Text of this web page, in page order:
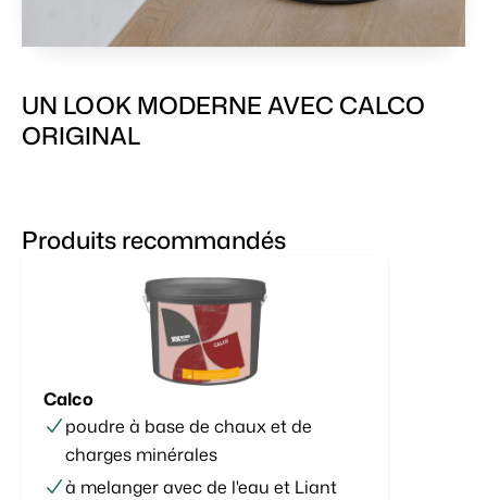
UN LOOK MODERNE AVEC CALCO
ORIGINAL
Produits recommandés
Calco
poudre à base de chaux et de
charges minérales
à melanger avec de l'eau et Liant